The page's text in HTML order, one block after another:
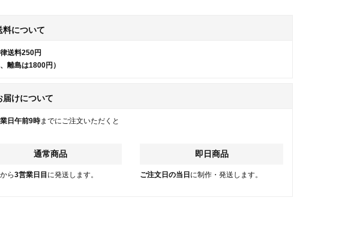
料について
送料250円
、離島は1800円）
届けについて
日午前9時までにご注文いただくと
通常商品
ら3営業日目 に発送します。
即日商品
ご注文日の当日 に制作・発送します。